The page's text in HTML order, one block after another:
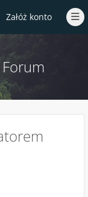
Załóż konto